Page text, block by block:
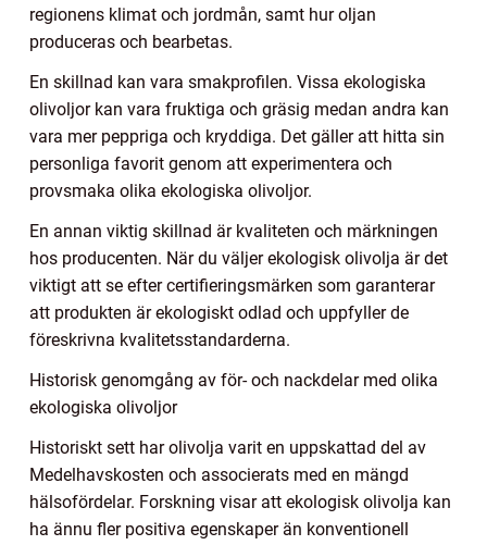
regionens klimat och jordmån, samt hur oljan
produceras och bearbetas.
En skillnad kan vara smakprofilen. Vissa ekologiska
olivoljor kan vara fruktiga och gräsig medan andra kan
vara mer peppriga och kryddiga. Det gäller att hitta sin
personliga favorit genom att experimentera och
provsmaka olika ekologiska olivoljor.
En annan viktig skillnad är kvaliteten och märkningen
hos producenten. När du väljer ekologisk olivolja är det
viktigt att se efter certifieringsmärken som garanterar
att produkten är ekologiskt odlad och uppfyller de
föreskrivna kvalitetsstandarderna.
Historisk genomgång av för- och nackdelar med olika
ekologiska olivoljor
Historiskt sett har olivolja varit en uppskattad del av
Medelhavskosten och associerats med en mängd
hälsofördelar. Forskning visar att ekologisk olivolja kan
ha ännu fler positiva egenskaper än konventionell